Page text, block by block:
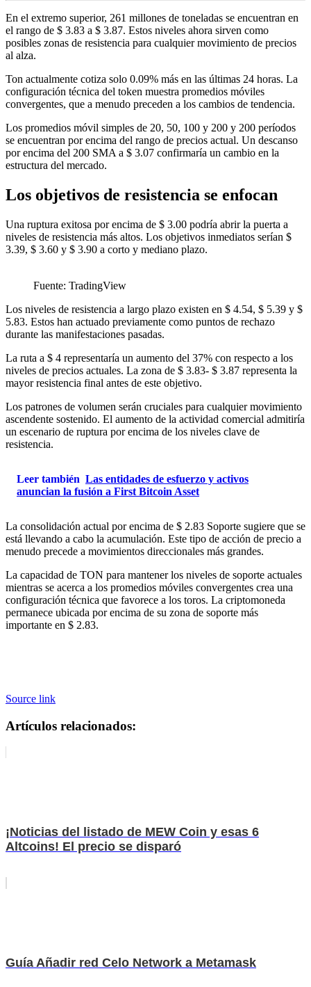
En el extremo superior, 261 millones de toneladas se encuentran en
el rango de $ 3.83 a $ 3.87. Estos niveles ahora sirven como
posibles zonas de resistencia para cualquier movimiento de precios
al alza.
Ton actualmente cotiza solo 0.09% más en las últimas 24 horas. La
configuración técnica del token muestra promedios móviles
convergentes, que a menudo preceden a los cambios de tendencia.
Los promedios móvil simples de 20, 50, 100 y 200 y 200 períodos
se encuentran por encima del rango de precios actual. Un descanso
por encima del 200 SMA a $ 3.07 confirmaría un cambio en la
estructura del mercado.
Los objetivos de resistencia se enfocan
Una ruptura exitosa por encima de $ 3.00 podría abrir la puerta a
niveles de resistencia más altos. Los objetivos inmediatos serían $
3.39, $ 3.60 y $ 3.90 a corto y mediano plazo.
Fuente: TradingView
Los niveles de resistencia a largo plazo existen en $ 4.54, $ 5.39 y $
5.83. Estos han actuado previamente como puntos de rechazo
durante las manifestaciones pasadas.
La ruta a $ 4 representaría un aumento del 37% con respecto a los
niveles de precios actuales. La zona de $ 3.83- $ 3.87 representa la
mayor resistencia final antes de este objetivo.
Los patrones de volumen serán cruciales para cualquier movimiento
ascendente sostenido. El aumento de la actividad comercial admitiría
un escenario de ruptura por encima de los niveles clave de
resistencia.
Leer también Las entidades de esfuerzo y activos
anuncian la fusión a First Bitcoin Asset
La consolidación actual por encima de $ 2.83 Soporte sugiere que se
está llevando a cabo la acumulación. Este tipo de acción de precio a
menudo precede a movimientos direccionales más grandes.
La capacidad de TON para mantener los niveles de soporte actuales
mientras se acerca a los promedios móviles convergentes crea una
configuración técnica que favorece a los toros. La criptomoneda
permanece ubicada por encima de su zona de soporte más
importante en $ 2.83.
Source link
Artículos relacionados:
¡Noticias del listado de MEW Coin y esas 6
Altcoins! El precio se disparó
Guía Añadir red Celo Network a Metamask